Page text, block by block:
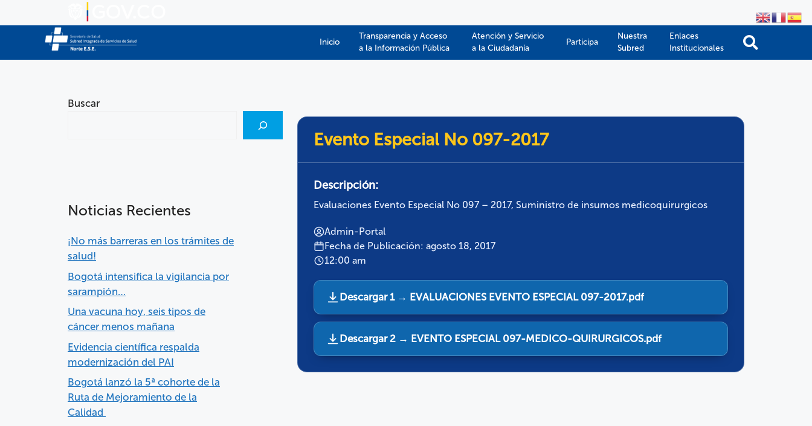
Inicio
Transparencia y Acceso
a la Información Pública​​
Atención y Servicio
a la Ciudadanía
Participa
Nuestra
Subred
Enlaces
Institucionales
Evento Especial No 097-2017
Descripción:
Evaluaciones Evento Especial No 097 – 2017, Suministro de insumos medicoquirurgicos
Admin-Portal
Fecha de Publicación: agosto 18, 2017
12:00 am
Descargar 1 → EVALUACIONES EVENTO ESPECIAL 097-2017.pdf
Descargar 2 → EVENTO ESPECIAL 097-MEDICO-QUIRURGICOS.pdf
Buscar
Noticias Recientes
¡No más barreras en los trámites de
salud!
Bogotá intensifica la vigilancia por
sarampión…
Una vacuna hoy, seis tipos de
cáncer menos mañana
Evidencia científica respalda
modernización del PAI
Bogotá lanzó la 5ª cohorte de la
Ruta de Mejoramiento de la
Calidad